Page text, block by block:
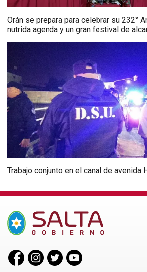
Orán se prepara para celebrar su 232°
nutrida agenda y un gran festival de
Trabajo conjunto en el canal de avenida